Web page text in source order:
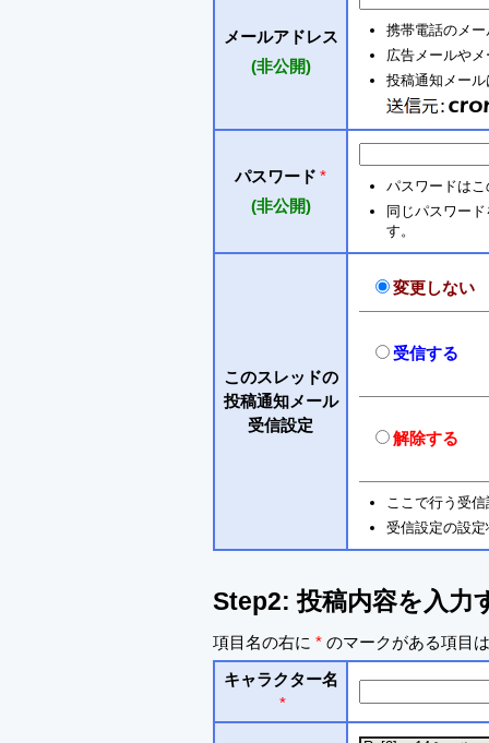
メールアドレス
(非公開)
携帯電話のメ
広告メールや
投稿通知メー
パスワード *
(非公開)
パスワードは
同じパスワー
す。
このスレッドの
投稿通知メール
受信設定
変更しない
受信する
解除する
ここで行う受
受信設定の設
Step2: 投稿内容を入力
項目名の右に * のマークがある項目
キャラクター名
*